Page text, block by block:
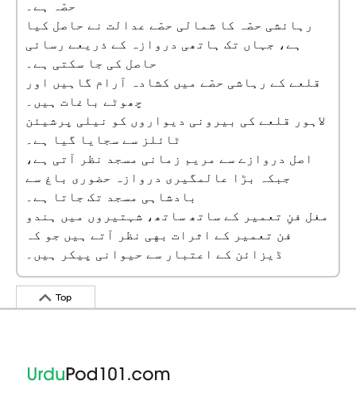
حصّہ ہے۔
رہائشی حصّہ کا شمالی حصّے عدالت نے حاصل کیا
ہے، جہاں تک ہاتھی دروازہ کے ذریعے رسائی
حاصل کی جا سکتی ہے۔
قلعے کے رہاشی حصّے میں کشادہ آرام گاہیں اور
چھوٹے باغات ہیں۔
لاہور قلعے کی بیرونی دیواروں کو نیلی پرشیئن
ٹائلز سے سجایا گیا ہے۔
اصل دروازے سے مریم زمانی مسجد نظر آتی ہے،
جبکہ بڑا عالمگیری دروازہ حضوری باغ سے
بادشاہی مسجد تک جاتا ہے۔
مغل فنِ تعمیر کے ساتھ ساتھ، شہتیروں میں ہندو
فن تعمیر کے اثرات بهی نظر آتے ہیں جو کہ
ڈیزائن کے اعتبار سے حیوانی پیکر ہیں۔
Top